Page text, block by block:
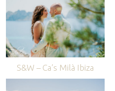
S&W – Ca’s Milà Ibiza